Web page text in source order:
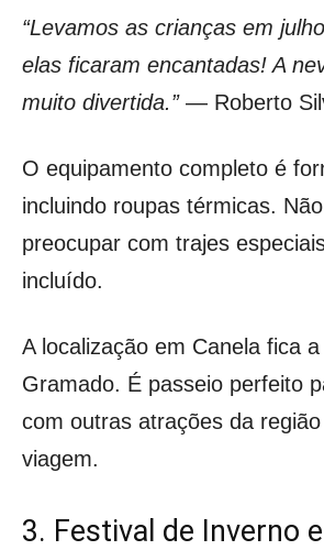
“Levamos as crianças em
elas ficaram encantadas! A
muito divertida.”— Roberto
O equipamento completo é
incluindo roupas térmicas.
preocupar com trajes
incluído.
A localização em Canela fica
Gramado. É passeio perfeito
com outras atrações da
viagem.
3. Festival de Inverno